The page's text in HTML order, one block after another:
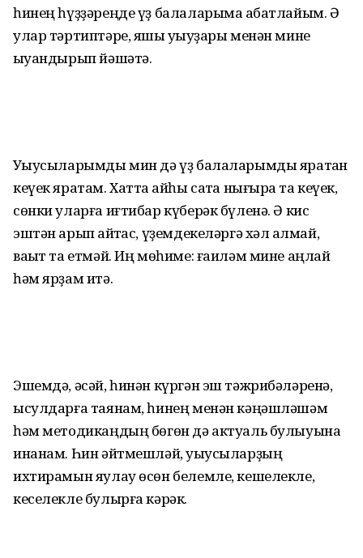
һинең һүҙҙәреңде үҙ балаларыма ҡабатлайым. Ә
улар тәртиптәре, яҡшы уҡыуҙары менән мине
ҡыуандырып йәшәтә.
Уҡыусыларымды мин дә үҙ балаларымды яратҡан
кеүек яратам. Хатта ҡайһы саҡта нығыраҡ та кеүек,
сөнки уларға иғтибар күберәк бүленә. Ә кис
эштән арып ҡайтҡас, үҙемдекеләргә хәл ҡалмай,
ваҡыт та етмәй. Иң мөһиме: ғаиләм мине аңлай
һәм ярҙам итә.
Эшемдә, әсәй, һинән күргән эш тәжрибәләренә,
ысулдарға таянам, һинең менән кәңәшләшәм
һәм методикаңдың бөгөн дә актуаль булыуына
инанам. Һин әйтмешләй, уҡыусыларҙың
ихтирамын яулау өсөн белемле, кешелекле,
кеселекле булырға кәрәк.